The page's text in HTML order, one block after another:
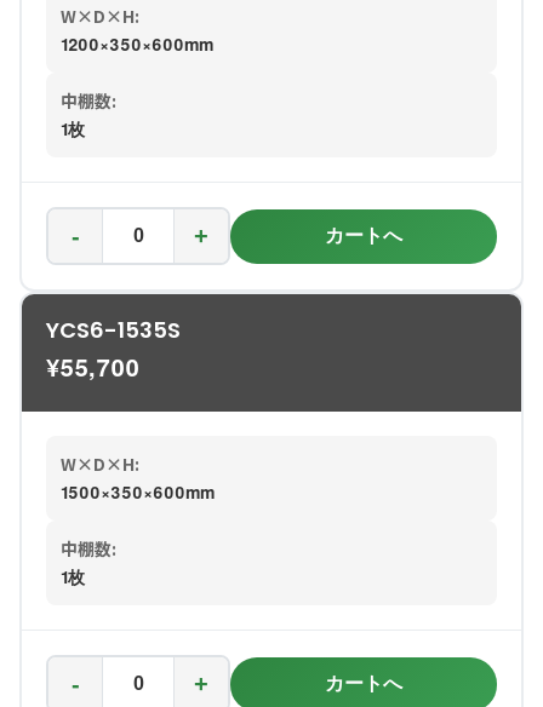
W×D×H:
1200×350×600mm
中棚数:
1枚
- + カートへ
YCS6-1535S
¥55,700
W×D×H:
1500×350×600mm
中棚数:
1枚
- + カートへ